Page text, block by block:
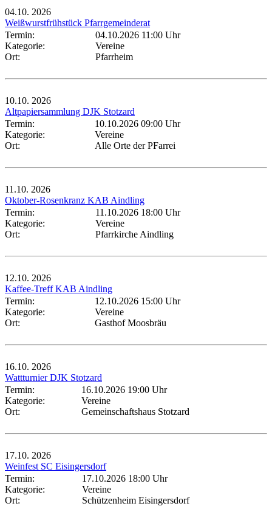
04.10. 2026
Weißwurstfrühstück Pfarrgemeinderat
Termin:
04.10.2026 11:00 Uhr
Kategorie:
Vereine
Ort:
Pfarrheim
10.10. 2026
Altpapiersammlung DJK Stotzard
Termin:
10.10.2026 09:00 Uhr
Kategorie:
Vereine
Ort:
Alle Orte der PFarrei
11.10. 2026
Oktober-Rosenkranz KAB Aindling
Termin:
11.10.2026 18:00 Uhr
Kategorie:
Vereine
Ort:
Pfarrkirche Aindling
12.10. 2026
Kaffee-Treff KAB Aindling
Termin:
12.10.2026 15:00 Uhr
Kategorie:
Vereine
Ort:
Gasthof Moosbräu
16.10. 2026
Wattturnier DJK Stotzard
Termin:
16.10.2026 19:00 Uhr
Kategorie:
Vereine
Ort:
Gemeinschaftshaus Stotzard
17.10. 2026
Weinfest SC Eisingersdorf
Termin:
17.10.2026 18:00 Uhr
Kategorie:
Vereine
Ort:
Schützenheim Eisingersdorf